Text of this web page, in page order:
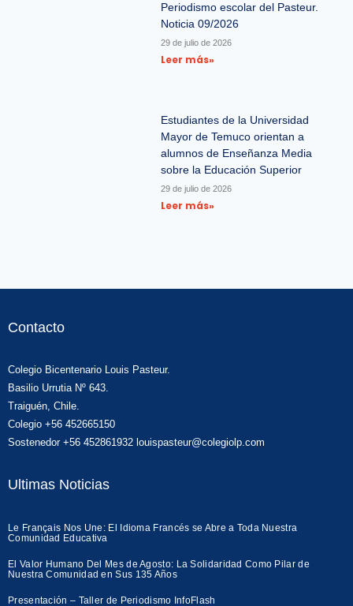
Periodismo escolar del Pasteur.
Noticia 09/2026
29 de julio de 2026
Leer más»
Estudiantes de la Universidad
Mayor de Temuco orientan a
alumnos de Enseñanza Media
sobre la Educación Superior
29 de julio de 2026
Leer más»
Contacto
Colegio Bicentenario Louis Pasteur.
Basilio Urrutia Nº 643.
Traiguén, Chile.
Colegio +56 452665150
Sostenedor +56 452861932 louispasteur@colegiolp.com
Ultimas Noticias
Le Français Nos Une: El Idioma Francés se Abre a Toda Nuestra
Comunidad Educativa
El Valor Humano Del Mes de Agosto: La Solidaridad Como Pilar de
Nuestra Comunidad en Sus 135 Años
Presentación – Taller de Periodismo InfoFlash